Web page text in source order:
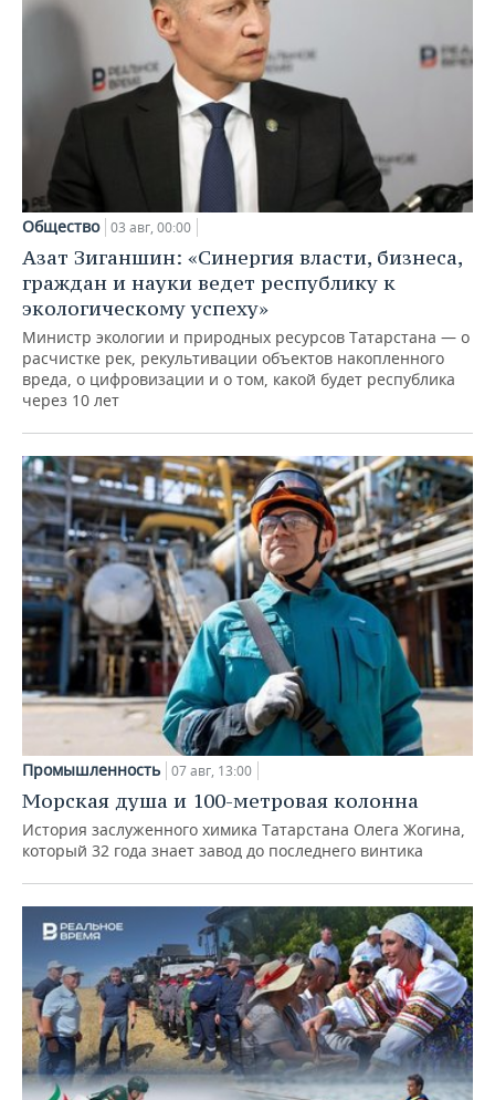
Общество 03 авг, 00:00
Азат Зиганшин: «Синергия власти, бизнеса,
граждан и науки ведет республику к
экологическому успеху»
Министр экологии и природных ресурсов Татарстана — о
расчистке рек, рекультивации объектов накопленного
вреда, о цифровизации и о том, какой будет республика
через 10 лет
Промышленность 07 авг, 13:00
Морская душа и 100-метровая колонна
История заслуженного химика Татарстана Олега Жогина,
который 32 года знает завод до последнего винтика